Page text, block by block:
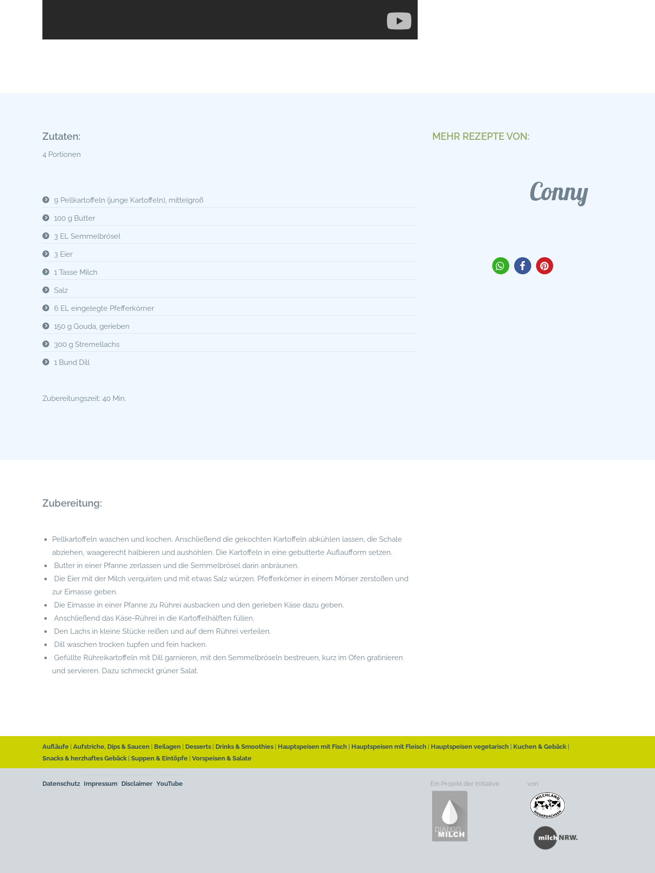
Zutaten:
4 Portionen
9 Pellkartoffeln (junge Kartoffeln), mittelgroß
100 g Butter
3 EL Semmelbrösel
3 Eier
1 Tasse Milch
Salz
6 EL eingelegte Pfefferkörner
150 g Gouda, gerieben
300 g Stremellachs
1 Bund Dill
Zubereitungszeit: 40 Min.
MEHR REZEPTE VON:
Conny
Zubereitung:
Pellkartoffeln waschen und kochen. Anschließend die gekochten Kartoffeln abkühlen lassen, die Schale
abziehen, waagerecht halbieren und aushöhlen. Die Kartoffeln in eine gebutterte Auflaufform setzen.
Butter in einer Pfanne zerlassen und die Semmelbrösel darin anbräunen.
Die Eier mit der Milch verquirlen und mit etwas Salz würzen. Pfefferkörner in einem Mörser zerstoßen und
zur Eimasse geben.
Die Eimasse in einer Pfanne zu Rührei ausbacken und den gerieben Käse dazu geben.
Anschließend das Käse-Rührei in die Kartoffelhälften füllen.
Den Lachs in kleine Stücke reißen und auf dem Rührei verteilen.
Dill waschen trocken tupfen und fein hacken.
Gefüllte Rühreikartoffeln mit Dill garnieren, mit den Semmelbröseln bestreuen, kurz im Ofen gratinieren
und servieren. Dazu schmeckt grüner Salat.
Aufläufe Aufstriche, Dips & Saucen Beilagen Desserts Drinks & Smoothies Hauptspeisen mit Fisch Hauptspeisen mit Fleisch Hauptspeisen vegetarisch
Kuchen & Gebäck
Snacks & herzhaftes Gebäck Suppen & Eintöpfe Vorspeisen & Salate
Datenschutz Impressum Disclaimer YouTube Ein Projekt der Initiative von